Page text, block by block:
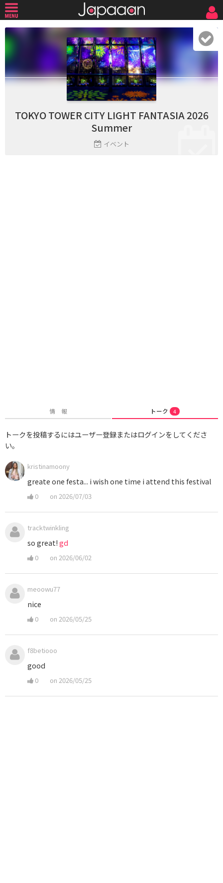
TOKYO TOWER CITY LIGHT FANTASIA 2026
Summer
イベント
情 報 トーク 4
トークを投稿するにはユーザー登録またはログインをしてくださ
い。
kristinamoony
greate one festa... i wish one time i attend this festival
0 on 2026/07/03
tracktwinkling
so great!gd
0 on 2026/06/02
meoowu77
nice
0 on 2026/05/25
f8betiooo
good
0 on 2026/05/25